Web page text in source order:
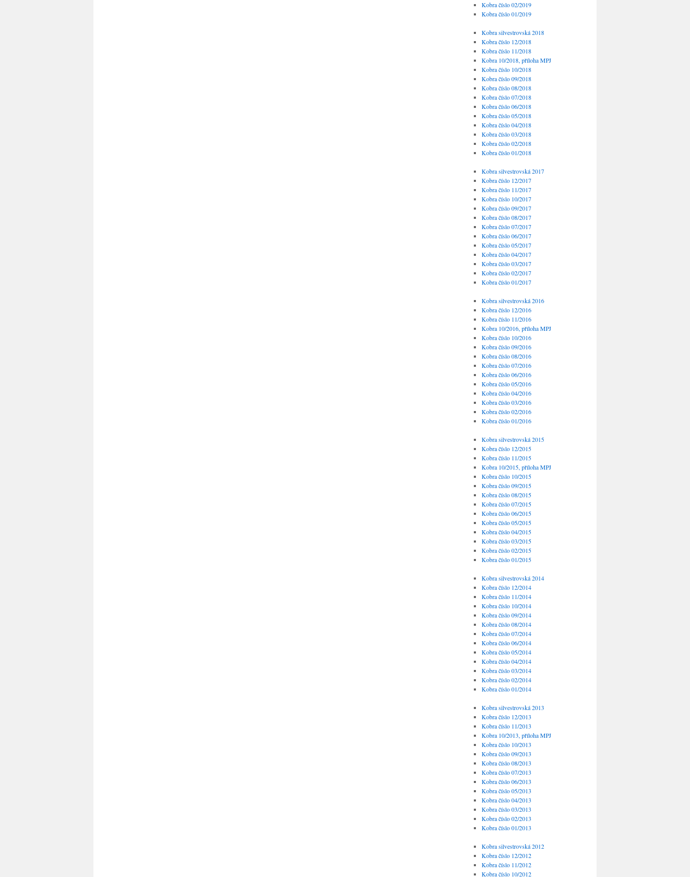
Kobra číslo 02/2019
Kobra číslo 01/2019
Kobra silvestrovská 2018
Kobra číslo 12/2018
Kobra číslo 11/2018
Kobra 10/2018, příloha MPJ
Kobra číslo 10/2018
Kobra číslo 09/2018
Kobra číslo 08/2018
Kobra číslo 07/2018
Kobra číslo 06/2018
Kobra číslo 05/2018
Kobra číslo 04/2018
Kobra číslo 03/2018
Kobra číslo 02/2018
Kobra číslo 01/2018
Kobra silvestrovská 2017
Kobra číslo 12/2017
Kobra číslo 11/2017
Kobra číslo 10/2017
Kobra číslo 09/2017
Kobra číslo 08/2017
Kobra číslo 07/2017
Kobra číslo 06/2017
Kobra číslo 05/2017
Kobra číslo 04/2017
Kobra číslo 03/2017
Kobra číslo 02/2017
Kobra číslo 01/2017
Kobra silvestrovská 2016
Kobra číslo 12/2016
Kobra číslo 11/2016
Kobra 10/2016, příloha MPJ
Kobra číslo 10/2016
Kobra číslo 09/2016
Kobra číslo 08/2016
Kobra číslo 07/2016
Kobra číslo 06/2016
Kobra číslo 05/2016
Kobra číslo 04/2016
Kobra číslo 03/2016
Kobra číslo 02/2016
Kobra číslo 01/2016
Kobra silvestrovská 2015
Kobra číslo 12/2015
Kobra číslo 11/2015
Kobra 10/2015, příloha MPJ
Kobra číslo 10/2015
Kobra číslo 09/2015
Kobra číslo 08/2015
Kobra číslo 07/2015
Kobra číslo 06/2015
Kobra číslo 05/2015
Kobra číslo 04/2015
Kobra číslo 03/2015
Kobra číslo 02/2015
Kobra číslo 01/2015
Kobra silvestrovská 2014
Kobra číslo 12/2014
Kobra číslo 11/2014
Kobra číslo 10/2014
Kobra číslo 09/2014
Kobra číslo 08/2014
Kobra číslo 07/2014
Kobra číslo 06/2014
Kobra číslo 05/2014
Kobra číslo 04/2014
Kobra číslo 03/2014
Kobra číslo 02/2014
Kobra číslo 01/2014
Kobra silvestrovská 2013
Kobra číslo 12/2013
Kobra číslo 11/2013
Kobra 10/2013, příloha MPJ
Kobra číslo 10/2013
Kobra číslo 09/2013
Kobra číslo 08/2013
Kobra číslo 07/2013
Kobra číslo 06/2013
Kobra číslo 05/2013
Kobra číslo 04/2013
Kobra číslo 03/2013
Kobra číslo 02/2013
Kobra číslo 01/2013
Kobra silvestrovská 2012
Kobra číslo 12/2012
Kobra číslo 11/2012
Kobra číslo 10/2012